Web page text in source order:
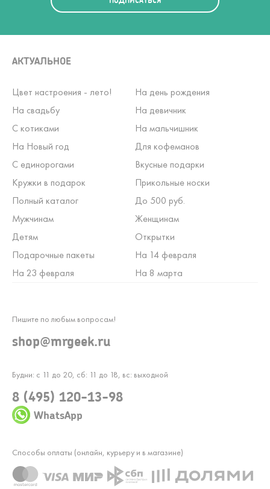
АКТУАЛЬНОЕ
Цвет настроения - лето!
На день рождения
На свадьбу
На девичник
С котиками
На мальчишник
На Новый год
Для кофеманов
С единорогами
Вкусные подарки
Кружки в подарок
Прикольные носки
Полный каталог
До 500 руб.
Мужчинам
Женщинам
Детям
Открытки
Подарочные пакеты
На 14 февраля
На 23 февраля
На 8 марта
Будни: с 11 до 20, сб: 11 до 18, вс: выходной
8 (495) 120-13-98
WhatsApp
Пишите по любым вопросам!
shop@mrgeek.ru
Способы оплаты (онлайн, курьеру и в магазине)